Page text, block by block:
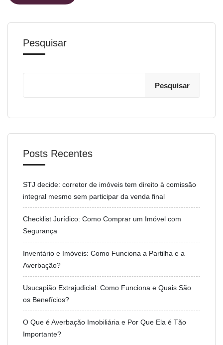
Pesquisar
Pesquisar
Posts Recentes
STJ decide: corretor de imóveis tem direito à comissão
integral mesmo sem participar da venda final
Checklist Jurídico: Como Comprar um Imóvel com
Segurança
Inventário e Imóveis: Como Funciona a Partilha e a
Averbação?
Usucapião Extrajudicial: Como Funciona e Quais São
os Benefícios?
O Que é Averbação Imobiliária e Por Que Ela é Tão
Importante?